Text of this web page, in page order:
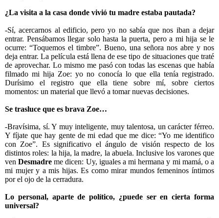
¿La visita a la casa donde vivió tu madre estaba pautada?
-Sí, acercarnos al edificio, pero yo no sabía que nos iban a dejar
entrar. Pensábamos llegar solo hasta la puerta, pero a mi hija se le
ocurre: “Toquemos el timbre”. Bueno, una señora nos abre y nos
deja entrar. La película está llena de ese tipo de situaciones que traté
de aprovechar. Lo mismo me pasó con todas las escenas que había
filmado mi hija Zoe: yo no conocía lo que ella tenía registrado.
Durísimo el registro que ella tiene sobre mí, sobre ciertos
momentos: un material que llevó a tomar nuevas decisiones.
Se trasluce que es brava Zoe…
-Bravísima, sí. Y muy inteligente, muy talentosa, un carácter férreo.
Y fíjate que hay gente de mi edad que me dice: “Yo me identifico
con Zoe”. Es significativo el ángulo de visión respecto de los
distintos roles: la hija, la madre, la abuela. Inclusive los varones que
venDesmadreme dicen: Uy, iguales a mi hermana y mi mamá, o a
mi mujer y a mis hijas. Es como mirar mundos femeninos íntimos
por el ojo de la cerradura.
Lo personal, aparte de político, ¿puede ser en cierta forma
universal?